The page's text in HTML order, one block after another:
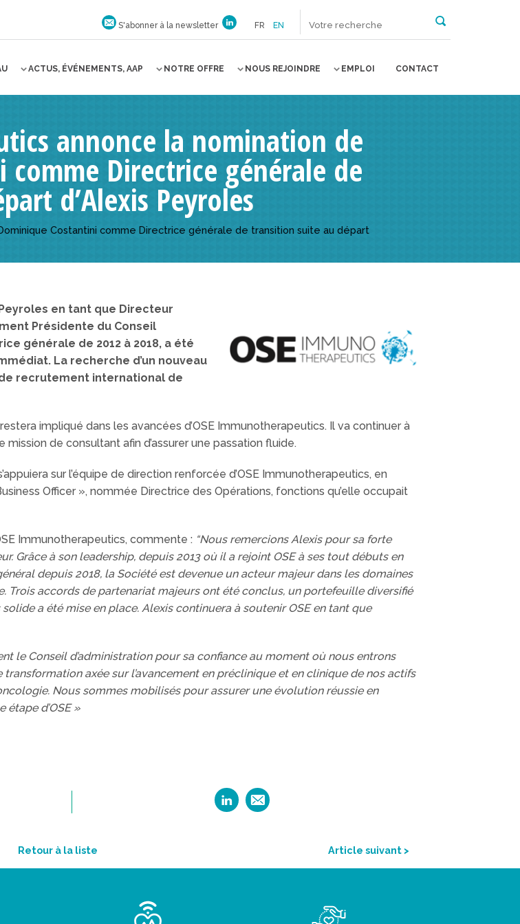
S'abonner à la newsletter FR EN
ACTUS, ÉVÉNEMENTS, AAP NOTRE OFFRE NOUS REJOINDRE EMPLOI CONTACT
annonce la nomination de
Directrice générale de
d’Alexis Peyroles
Costantini comme Directrice générale de transition suite au départ
en tant que Directeur
Présidente du Conseil
générale de 2012 à 2018, a été
La recherche d’un nouveau
recrutement international de
impliqué dans les avancées d’OSE Immunotherapeutics. Il va continuer à
de consultant afin d’assurer une passation fluide.
sur l’équipe de direction renforcée d’OSE Immunotherapeutics, en
Officer », nommée Directrice des Opérations, fonctions qu’elle occupait
Immunotherapeutics, commente : “Nous remercions Alexis pour sa forte
Grâce à son leadership, depuis 2013 où il a rejoint OSE à ses tout débuts en
depuis 2018, la Société est devenue un acteur majeur dans les domaines
Trois accords de partenariat majeurs ont été conclus, un portefeuille diversifié
a été mise en place. Alexis continuera à soutenir OSE en tant que
le Conseil d’administration pour sa confiance au moment où nous entrons
axée sur l’avancement en préclinique et en clinique de nos actifs
Nous sommes mobilisés pour assurer une évolution réussie en
d’OSE »
Retour à la liste Article suivant >